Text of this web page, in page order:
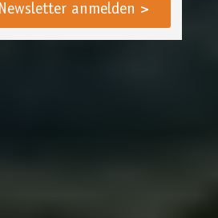
anmelden >